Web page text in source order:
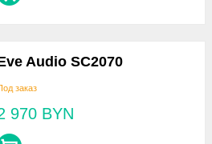
Audio SC2070
заказ
970 BYN